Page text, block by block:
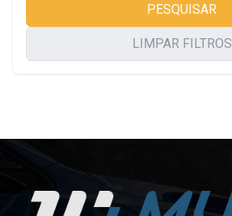
PESQUISAR
LIMPAR FILTROS